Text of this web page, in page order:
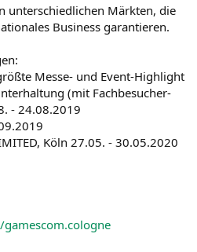
unterschiedlichen Märkten, die
Business garantieren.
Messe- und Event-Highlight
(mit Fachbesucher-
- 24.08.2019
Köln 27.05. - 30.05.2020